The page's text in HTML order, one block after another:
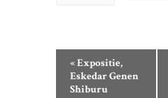
«Expositie,
Eskedar Genen
Shiburu